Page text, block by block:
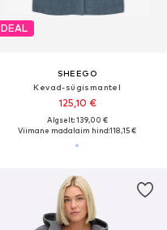
DEAL
SHEEGO
Kevad-sügismantel
125,10 €
Algselt: 139,00 €
Viimane madalaim hind:118,15 €